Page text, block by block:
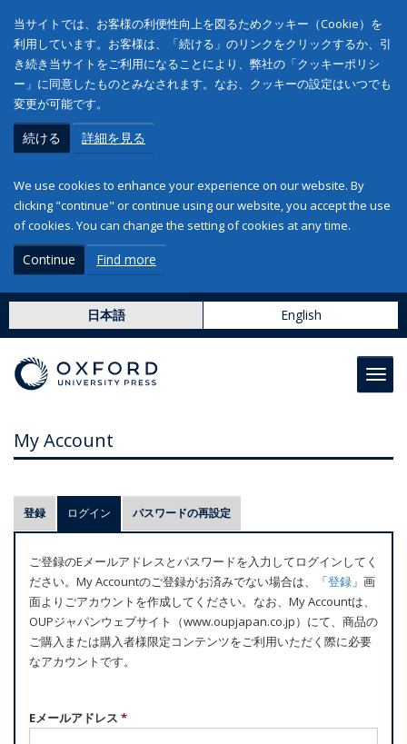
当サイトでは、お客様の利便性向上を図るためクッキー（Cookie）を
利用しています。お客様は、「続ける」のリンクをクリックするか、引
き続き当サイトをご利用になることにより、弊社の「クッキーポリシ
ー」に同意したものとみなされます。なお、クッキーの設定はいつでも
変更が可能です。
続ける 詳細を見る
We use cookies to enhance your experience on our website. By
clicking "continue" or continue using our website, you accept the use
of cookies. You can change the setting of cookies at any time.
Continue Find more
日本語 English
My Account
プ
ラ
マ
リ
ー
タ
ブ
登録 ログイン (アクティブなタブ)
パスワードの再設定
ご登録のEメールアドレスとパスワードを入力してログインしてく
ださい。My Accountのご登録がお済みでない場合は、「登録 」画
面よりごアカウントを作成してください。なお、My Accountは、
OUPジャパンウェブサイト（www.oupjapan.co.jp）にて、商品の
ご購入または購入者様限定コンテンツをご利用いただく際に必要
なアカウントです。
Eメールアドレス *